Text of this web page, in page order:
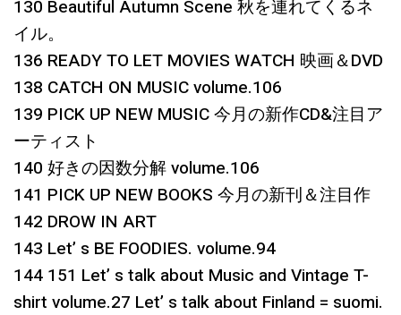
130 Beautiful Autumn Scene 秋を連れてくるネ
イル。
136 READY TO LET MOVIES WATCH 映画＆DVD
138 CATCH ON MUSIC volume.106
139 PICK UP NEW MUSIC 今月の新作CD&注目ア
ーティスト
140 好きの因数分解 volume.106
141 PICK UP NEW BOOKS 今月の新刊＆注目作
142 DROW IN ART
143 Let’ s BE FOODIES. volume.94
144 151 Let’ s talk about Music and Vintage T-
shirt volume.27 Let’ s talk about Finland = suomi.